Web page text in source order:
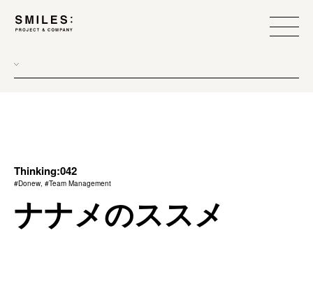
scope
team management
Thinking:042
#Donew, #Team Management
ナナメのススメ